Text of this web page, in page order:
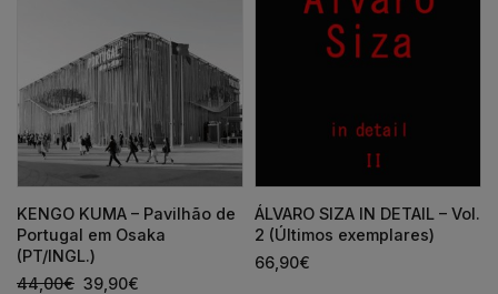
KENGO KUMA – Pavilhão de
Portugal em Osaka
(PT/INGL.)
44,00€ 39,90€
ÁLVARO SIZA IN DETAIL – Vol.
2 (Últimos exemplares)
66,90€